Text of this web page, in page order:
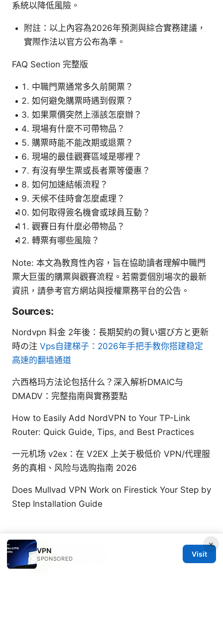
系統以降低風險。
附註：以上內容為2026年預測與綜合實務建議，
實際作法以官方公布為準。
FAQ Section 完整版
中職門票通常多久前開票？
如何避免購票時遇到假票？
如果票價突然上漲該怎麼辦？
現場有什麼不可帶物品？
購票時能不能改期或退票？
現場的最佳觀賽區域是哪裡？
有沒有學生票或長者票等優惠？
如何加速結帳流程？
天候不佳時會怎麼處理？
如何取得簽名機會或球員互動？
觀賽日有什麼必帶物品？
轉票有哪些風險？
Note: 本文為教育性內容，旨在協助讀者理解中職門
票大巨蛋的購票與觀賽流程。若需要個別場次的最新
資訊，請參考官方網站與授權票務平台的公告。
Sources:
Nordvpn 料金 2年後：長期契約の賢い選び方と更新
時の注 Vps自建梯子：2026年手把手教你搭建稳定
高速的翻墙通道
六西格玛方法论包括什么？深入解析DMAIC与
DMADV：完整指南與實務要點
How to Easily Add NordVPN to Your TP-Link
Router: Quick Guide, Tips, and Best Practices
一元机场 v2ex：在 V2EX 上关于极低价 VPN/代理服
务的真相、风险与选购指南 2026
Does Mullvad VPN Work on Firestick Your Step by
Step Installation Guide
and mobile privacy.
×
VPN
SPONSORED
Visit